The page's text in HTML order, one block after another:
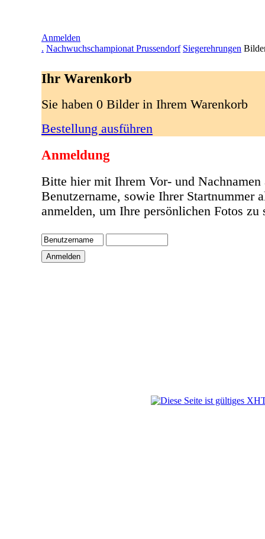
Anmelden
. Nachwuchschampionat Prussendorf Siegerehrungen
Ihr Warenkorb
Sie haben 0 Bilder in Ihrem Warenkorb
Bestellung ausführen
Anmeldung
Bitte hier mit Ihrem Vor- und Nachnamen
Benutzername, sowie Ihrer Startnummer
anmelden, um Ihre persönlichen Fotos zu